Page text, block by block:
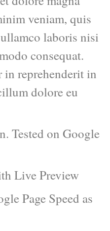
veniam, quis
laboris nisi
consequat.
reprehenderit in
dolore eu
Tested on Google
Live Preview
Page Speed as